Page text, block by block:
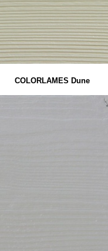
COLORLAMES Dune